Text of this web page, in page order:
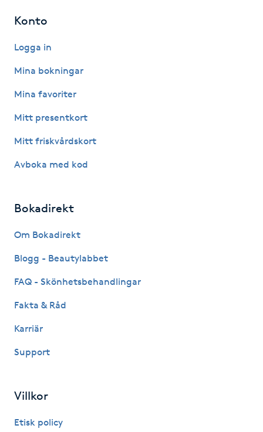
Kroppspeeling
Käkledsbehandling
Lashlift Keratin
Liktornar
LPG
LPG-massage
Lymfmassage
Läpptatuering
Konto
Logga in
Mina bokningar
Mina favoriter
Mitt presentkort
Mitt friskvårdskort
Avboka med kod
Bokadirekt
Om Bokadirekt
Blogg - Beautylabbet
FAQ - Skönhetsbehandlingar
Fakta & Råd
Karriär
Support
Villkor
Etisk policy